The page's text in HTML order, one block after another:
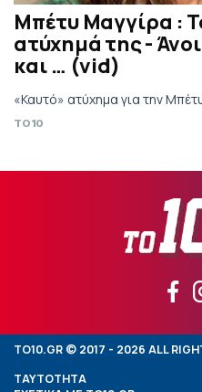
Μπέτυ Μαγγίρα :
ατύχημά της -
και … (vid)
«Καυτό» ατύχημα για την
TO10
TO10.GR © 2017 - 2026 ALL
ΤΑΥΤΟΤΗΤΑ